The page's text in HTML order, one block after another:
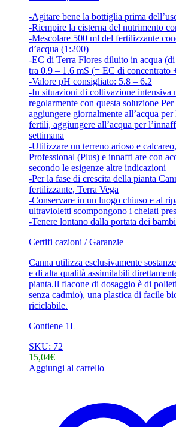
-Agitare bene la bottiglia prima
-Riempire la cisterna del nutrimento
-Mescolare 500 ml del fertilizzante
d’acqua (1:200)
-EC di Terra Flores diluito in acqua
tra 0.9 – 1.6 mS (= EC di concentrato
-Valore pH consigliato: 5.8 – 6.2
-In situazioni di coltivazione intensiva
regolarmente con questa soluzione
aggiungere giornalmente all’acqua
fertili, aggiungere all’acqua per
settimana
-Utilizzare un terreno arioso e
Professional (Plus) e innaffi are con
secondo le esigenze altre indicazioni
-Per la fase di crescita della pianta
fertilizzante, Terra Vega
-Conservare in un luogo chiuso e al
ultravioletti scompongono i chelati
-Tenere lontano dalla portata dei
Certifi cazioni / Garanzie
Canna utilizza esclusivamente
e di alta qualità assimilabili
pianta.Il flacone di dosaggio è di
senza cadmio), una plastica di facile
riciclabile.
Contiene 1L
SKU: 72
15,04€
Aggiungi al carrello